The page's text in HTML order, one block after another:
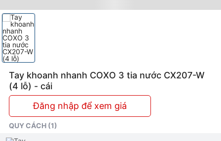
Tay khoanh nhanh COXO 3 tia nước CX207-W
(4 lỗ) - cái
Đăng nhập để xem giá
QUY CÁCH (1)